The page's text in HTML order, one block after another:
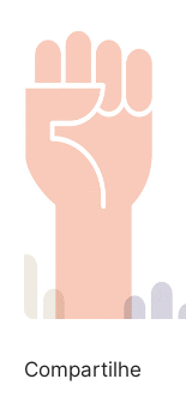
Compartilhe